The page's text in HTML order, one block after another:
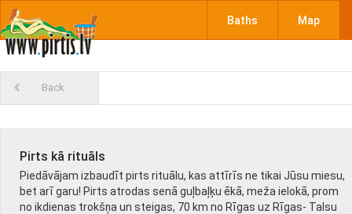
Baths Map
Back
Pirts kā rituāls
Piedāvājam izbaudīt pirts rituālu, kas attīrīs ne tikai Jūsu miesu,
bet arī garu! Pirts atrodas senā guļbaļķu ēkā, meža ielokā, prom
no ikdienas trokšņa un steigas, 70 km no Rīgas uz Rīgas- Talsu